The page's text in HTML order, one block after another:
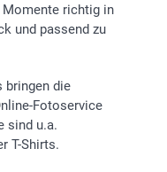
richtig in
und passend zu
bringen die
Fotoservice
sind u.a.
T-Shirts.